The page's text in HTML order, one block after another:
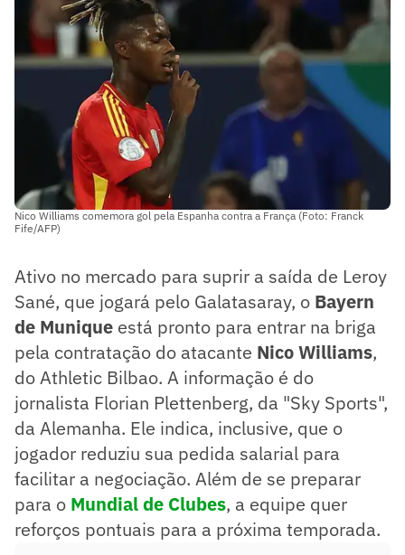
Nico Williams comemora gol pela Espanha contra a França (Foto: Franck
Fife/AFP)
Ativo no mercado para suprir a saída de Leroy
Sané, que jogará pelo Galatasaray, o Bayern
de Munique está pronto para entrar na briga
pela contratação do atacante Nico Williams,
do Athletic Bilbao. A informação é do
jornalista Florian Plettenberg, da "Sky Sports",
da Alemanha. Ele indica, inclusive, que o
jogador reduziu sua pedida salarial para
facilitar a negociação. Além de se preparar
para o Mundial de Clubes, a equipe quer
reforços pontuais para a próxima temporada.